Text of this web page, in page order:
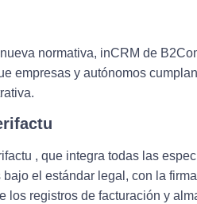
normativa, inCRM de
empresas y autónomos
, que integra todas las
el estándar legal, con la
los registros de facturación y